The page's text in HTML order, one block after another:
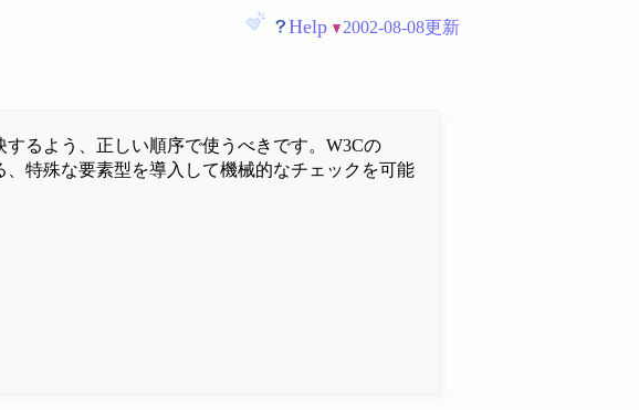
Help 2002-08-08更新
るよう、正しい順序で使うべきです。W3Cの
特殊な要素型を導入して機械的なチェックを可能